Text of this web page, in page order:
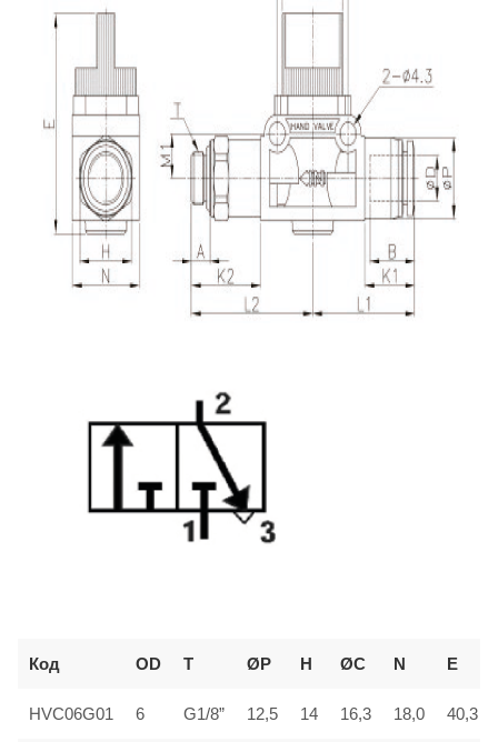
Код OD T ØP H ØC N E
HVC06G01 6 G1/8” 12,5 14 16,3 18,0 40,3